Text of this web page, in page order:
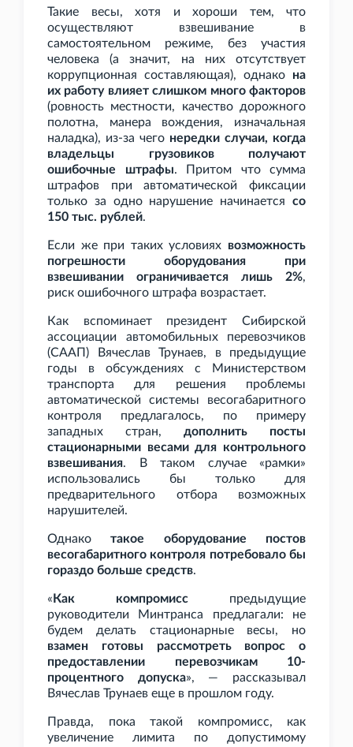
Такие весы, хотя и хороши тем, что
осуществляют взвешивание в
самостоятельном режиме, без участия
человека (а значит, на них отсутствует
коррупционная составляющая), однако на
их работу влияет слишком много факторов
(ровность местности, качество дорожного
полотна, манера вождения, изначальная
наладка), из-за чего нередки случаи, когда
владельцы грузовиков получают
ошибочные штрафы. Притом что сумма
штрафов при автоматической фиксации
только за одно нарушение начинается со
150 тыс. рублей.
Если же при таких условиях возможность
погрешности оборудования при
взвешивании ограничивается лишь 2%,
риск ошибочного штрафа возрастает.
Как вспоминает президент Сибирской
ассоциации автомобильных перевозчиков
(СААП) Вячеслав Трунаев, в предыдущие
годы в обсуждениях с Министерством
транспорта для решения проблемы
автоматической системы весогабаритного
контроля предлагалось, по примеру
западных стран, дополнить посты
стационарными весами для контрольного
взвешивания. В таком случае «рамки»
использовались бы только для
предварительного отбора возможных
нарушителей.
Однакотакое оборудование постов
весогабаритного контроля потребовало бы
гораздо больше средств.
« Как компромисс предыдущие
руководители Минтранса предлагали: не
будем делать стационарные весы, но
взамен готовы рассмотреть вопрос о
предоставлении перевозчикам 10-
процентного допуска», — рассказывал
Вячеслав Трунаев еще в прошлом году.
Правда, пока такой компромисс, как
увеличение лимита по допустимому